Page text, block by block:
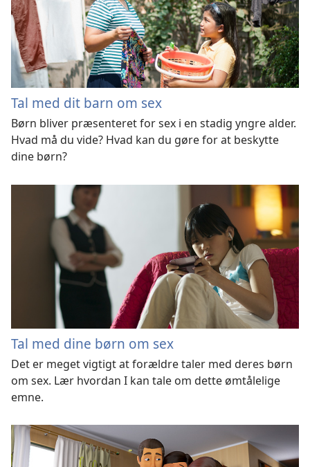
Tal med dit barn om sex
Børn bliver præsenteret for sex i en stadig yngre alder.
Hvad må du vide? Hvad kan du gøre for at beskytte
dine børn?
Tal med dine børn om sex
Det er meget vigtigt at forældre taler med deres børn
om sex. Lær hvordan I kan tale om dette ømtålelige
emne.